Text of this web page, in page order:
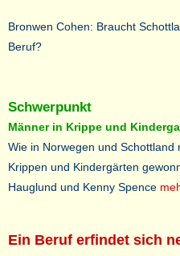
Bronwen Cohen: Braucht
Beruf?
Schwerpunkt
Männer in Krippe und
Wie in Norwegen und Schottland
Krippen und Kindergärten
Hauglund und Kenny Spence
Ein Beruf erfindet sich